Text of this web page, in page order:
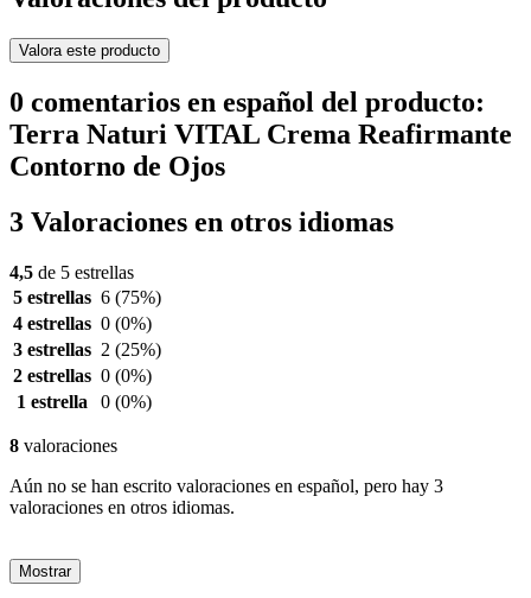
Valora este producto
0 comentarios en español del producto:
Terra Naturi VITAL Crema Reafirmante
Contorno de Ojos
3 Valoraciones en otros idiomas
4,5 de 5 estrellas
5 estrellas 6 (75%)
4 estrellas 0 (0%)
3 estrellas 2 (25%)
2 estrellas 0 (0%)
1 estrella
0 (0%)
8 valoraciones
Aún no se han escrito valoraciones en español, pero hay 3
valoraciones en otros idiomas.
Mostrar